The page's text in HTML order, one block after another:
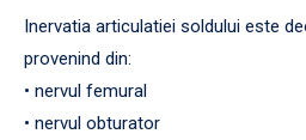
Inervatia articulatiei soldului este
provenind din:
• nervul femural
• nervul obturator